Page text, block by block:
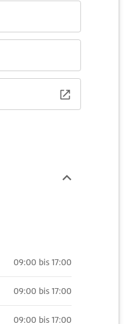
09:00 bis 17:00
09:00 bis 17:00
09:00 bis 17:00